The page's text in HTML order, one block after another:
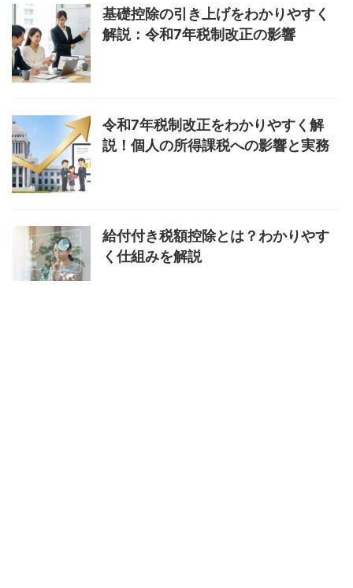
基礎控除の引き上げをわかりやすく
解説：令和7年税制改正の影響
令和7年税制改正をわかりやすく解
説！個人の所得課税への影響と実務
給付付き税額控除とは？わかりやす
く仕組みを解説